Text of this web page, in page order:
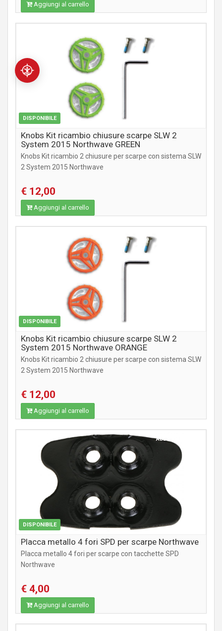
Aggiungi al carrello
DISPONIBILE
Knobs Kit ricambio chiusure scarpe SLW 2
System 2015 Northwave GREEN
Knobs Kit ricambio 2 chiusure per scarpe con sistema SLW
2 System 2015 Northwave
€ 12,00
Aggiungi al carrello
DISPONIBILE
Knobs Kit ricambio chiusure scarpe SLW 2
System 2015 Northwave ORANGE
Knobs Kit ricambio 2 chiusure per scarpe con sistema SLW
2 System 2015 Northwave
€ 12,00
Aggiungi al carrello
DISPONIBILE
ABBIGLIAMENTO
Placca metallo 4 fori SPD per scarpe Northwave
Placca metallo 4 fori per scarpe con tacchette SPD
Northwave
€ 4,00
Aggiungi al carrello